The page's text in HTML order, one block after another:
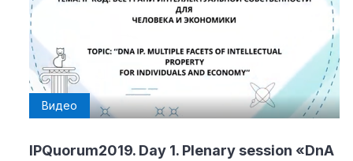
Видео
IPQuorum2019. Day 1. Plenary session «DnA